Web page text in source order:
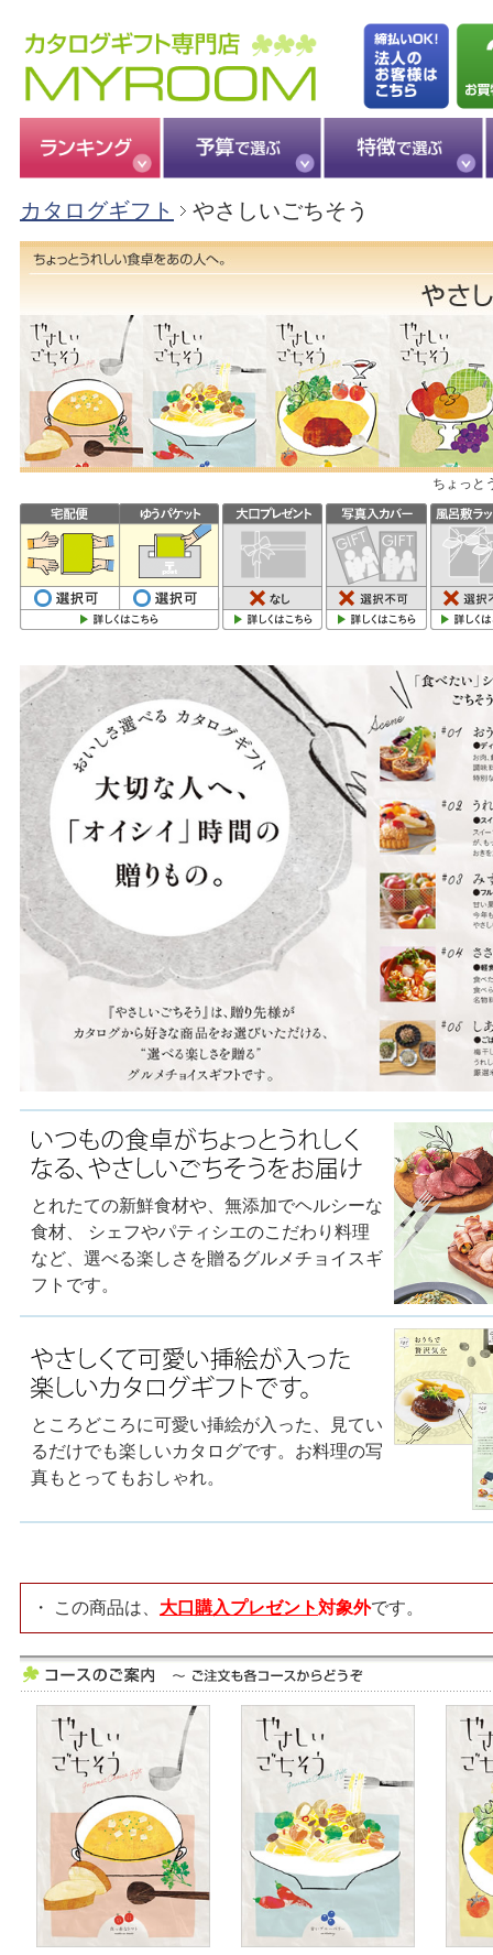
カタログギフト やさしいごちそう
ちょっと
とれたての新鮮食材や、無添加でヘルシーな
食材、 シェフやパティシエのこだわり料理
など、選べる楽しさを贈るグルメチョイスギ
フトです。
ところどころに可愛い挿絵が入った、見てい
るだけでも楽しいカタログです。お料理の写
真もとってもおしゃれ。
・ この商品は、 大口購入プレゼント対象外です。